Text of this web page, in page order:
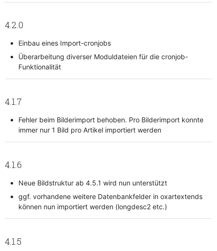
4.2.0
Einbau eines Import-cronjobs
Überarbeitung diverser Moduldateien für die cronjob-
Funktionalität
4.1.7
Fehler beim Bilderimport behoben. Pro Bilderimport konnte
immer nur 1 Bild pro Artikel importiert werden
4.1.6
Neue Bildstruktur ab 4.5.1 wird nun unterstützt
ggf. vorhandene weitere Datenbankfelder in oxartextends
können nun importiert werden (longdesc2 etc.)
4.1.5